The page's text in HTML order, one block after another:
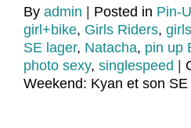
By admin Posted in Pin-
girl+bike, Girls Riders,
SE lager, Natacha, pin up
photo sexy, singlespeed
Weekend: Kyan et son